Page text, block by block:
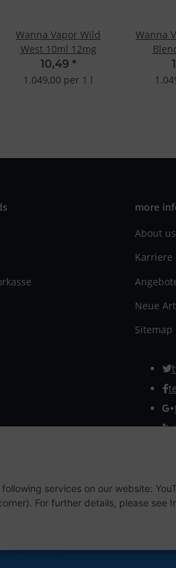
Wanna Vapor Wild
West 10ml 12mg
10,49 *
1.049,00 per 1 l
Wanna
more
About us
Karriere
Neue
Sitemap
Withdraw from
services on our website:
For further details, please see